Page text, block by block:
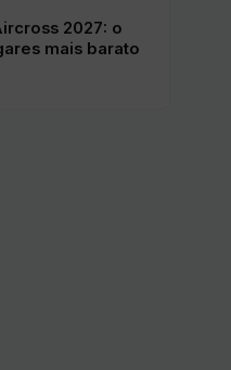
2027: o
mais barato